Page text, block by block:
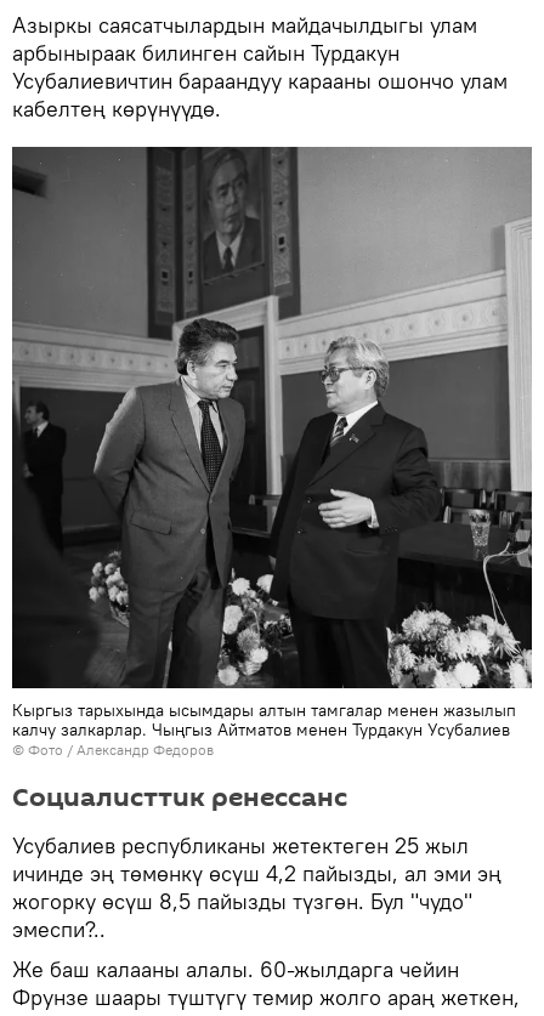
Азыркы саясатчылардын майдачылдыгы улам
арбыныраак билинген сайын Турдакун
Усубалиевичтин бараандуу карааны ошончо улам
кабелтең көрүнүүдө.
Кыргыз тарыхында ысымдары алтын тамгалар менен жазылып
калчу залкарлар. Чыңгыз Айтматов менен Турдакун Усубалиев
© Фото / Александр Федоров
Социалисттик ренессанс
Усубалиев республиканы жетектеген 25 жыл
ичинде эң төмөнкү өсүш 4,2 пайызды, ал эми эң
жогорку өсүш 8,5 пайызды түзгөн. Бул "чудо"
эмеспи?..
Же баш калааны алалы. 60-жылдарга чейин
Фрунзе шаары түштүгү темир жолго араң жеткен,